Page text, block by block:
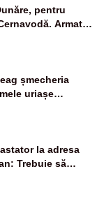
pentru
Armata
devia apa
șmecheria
uriașe
la adresa
Trebuie să
șținem omaneii